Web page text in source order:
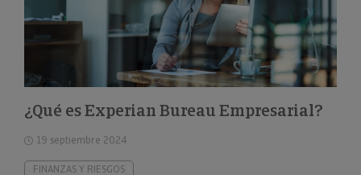
¿Qué es Experian Bureau Empresarial?
19 septiembre 2024
FINANZAS Y RIESGOS